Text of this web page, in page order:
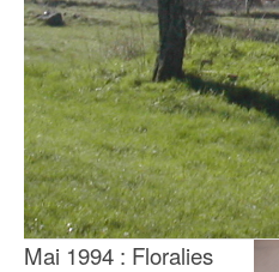
Mai 1994 : Floralies